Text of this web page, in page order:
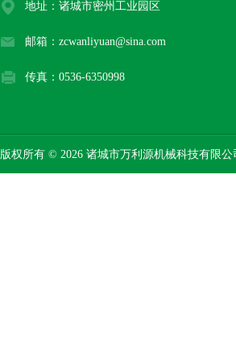
地址：诸城市密州工业园区
邮箱：zcwanliyuan@sina.com
传真：0536-6350998
版权所有 © 2026 诸城市万利源机械科技有限